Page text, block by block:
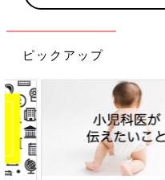
ピックアップ